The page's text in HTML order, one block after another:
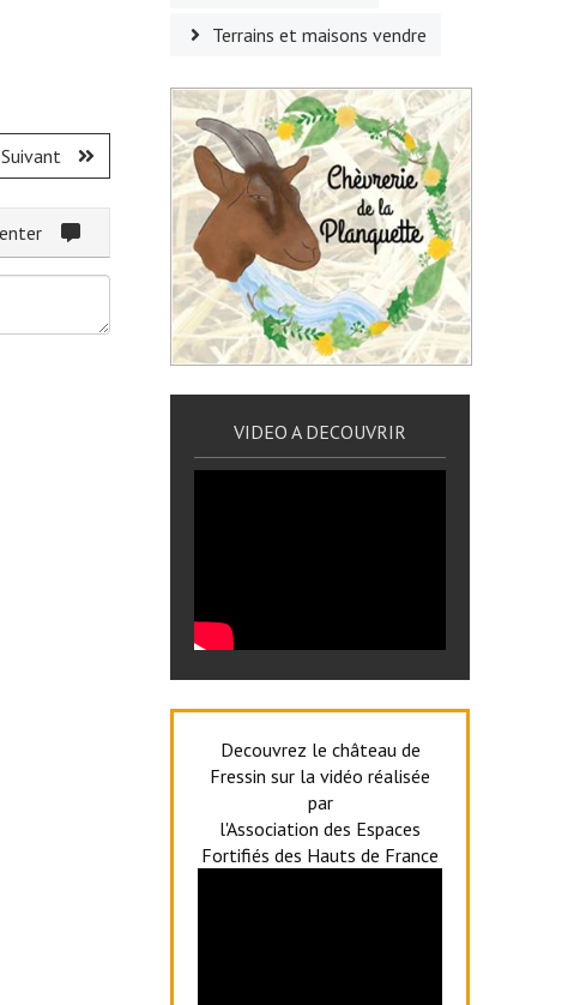
Suivant
Terrains et maisons vendre
VIDEO A DECOUVRIR
Decouvrez le château de
Fressin sur la vidéo réalisée
par
l'Association des Espaces
Fortifiés des Hauts de France